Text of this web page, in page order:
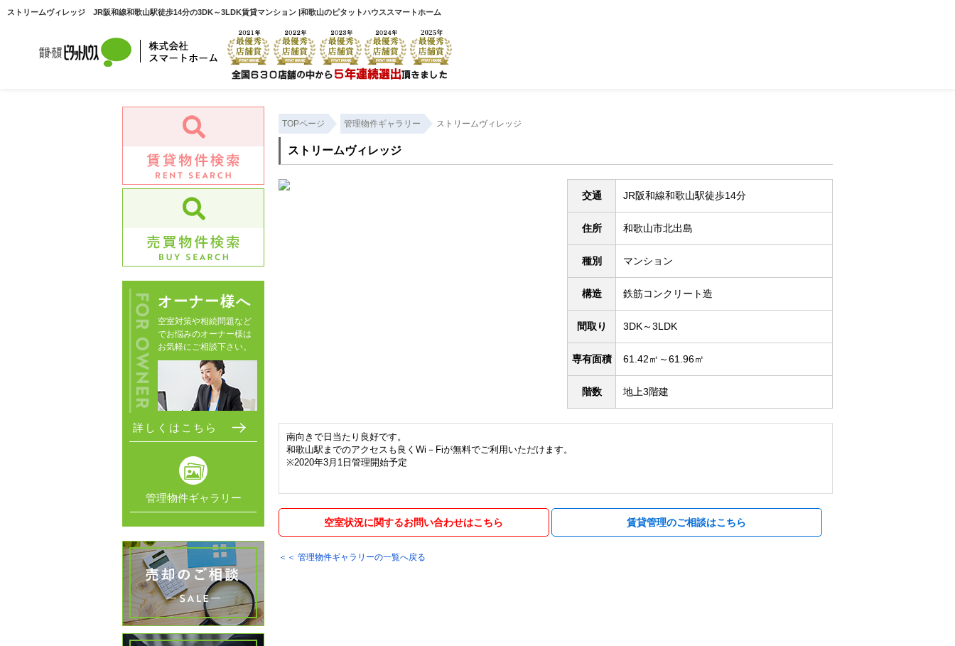
ストリームヴィレッジ JR阪和線和歌山駅徒歩14分の3DK～3LDK賃貸マンション |和歌山のピタットハウススマートホーム
TOPページ 管理物件ギャラリー ストリームヴィレッジ
ストリームヴィレッジ
交通 JR阪和線和歌山駅徒歩14分
住所 和歌山市北出島
種別 マンション
構造 鉄筋コンクリート造
間取り 3DK～3LDK
専有面積 61.42㎡～61.96㎡
階数 地上3階建
南向きで日当たり良好です。
和歌山駅までのアクセスも良くWi－Fiが無料でご利用いただけます。
※2020年3月1日管理開始予定
空室状況に関するお問い合わせはこちら 賃貸管理のご相談はこちら
＜＜ 管理物件ギャラリーの一覧へ戻る
オーナー様へ
空室対策や相続問題など
でお悩みのオーナー様は
お気軽にご相談下さい。
詳しくはこちら
管理物件ギャラリー